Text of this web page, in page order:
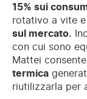
15% sui
rotativo a vite
sul mercato.
con cui sono
Mattei
termica
riutilizzarla per